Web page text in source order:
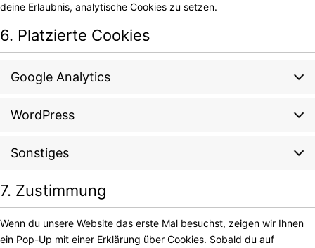
deine Erlaubnis, analytische Cookies zu setzen.
6. Platzierte Cookies
Google Analytics
WordPress
Sonstiges
7. Zustimmung
Wenn du unsere Website das erste Mal besuchst, zeigen wir Ihnen
ein Pop-Up mit einer Erklärung über Cookies. Sobald du auf